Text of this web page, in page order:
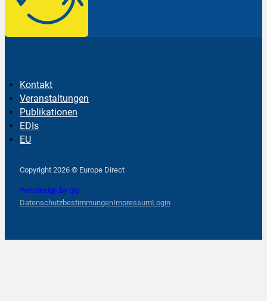
Kontakt
Veranstaltungen
Publikationen
EDIs
EU
Copyright 2026 © Europe Direct
Webdesign by qlp
DatenschutzbestimmungenImpressumLogin